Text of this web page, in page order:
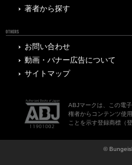
著者から探す
OTHERS
お問い合わせ
動画・バナー広告について
サイトマップ
ABJマークは、この電
権者からコンテンツ使
ことを示す登録商標（
©